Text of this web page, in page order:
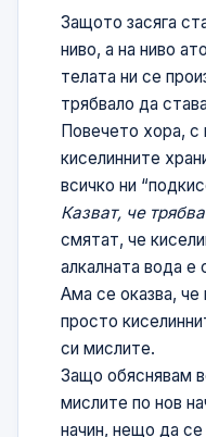
Защото засяга
ниво, а на ниво
телата ни се
трябвало да
Повечето хора, с
киселинните
всичко ни
Казват, че
смятат, че
алкалната вода е
Ама се оказва, че
просто
си мислите.
Защо обяснявам
мислите по нов
начин, нещо да се